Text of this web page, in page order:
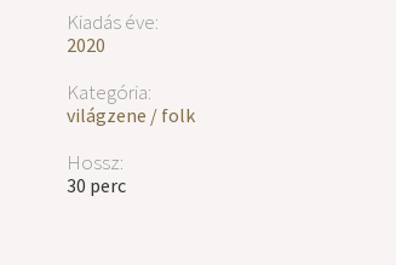
Kiadás éve:
2020
Kategória:
világzene / folk
Hossz:
30 perc